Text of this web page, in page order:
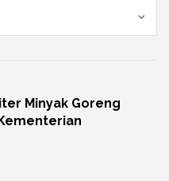
Minyak Goreng